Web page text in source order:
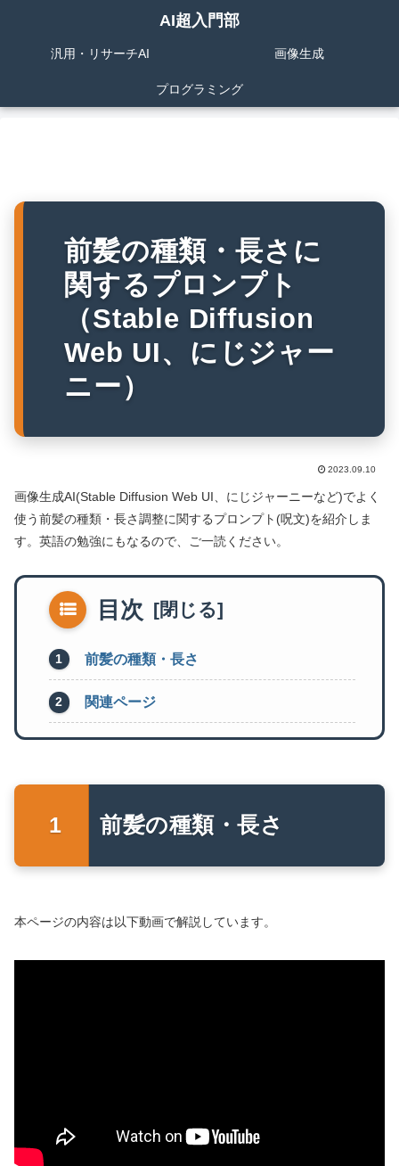
AI超入門部
汎用・リサーチAI 画像生成
プログラミング
前髪の種類・長さに
関するプロンプト
（Stable Diffusion
Web UI、にじジャー
ニー）
2023.09.10
画像生成AI(Stable Diffusion Web UI、にじジャーニーなど)でよく
使う前髪の種類・長さ調整に関するプロンプト(呪文)を紹介しま
す。英語の勉強にもなるので、ご一読ください。
目次
前髪の種類・長さ
関連ページ
前髪の種類・長さ
本ページの内容は以下動画で解説しています。